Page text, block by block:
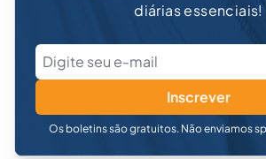
diárias essenciais!
Inscrever
Os boletins são gratuitos. Não enviamos